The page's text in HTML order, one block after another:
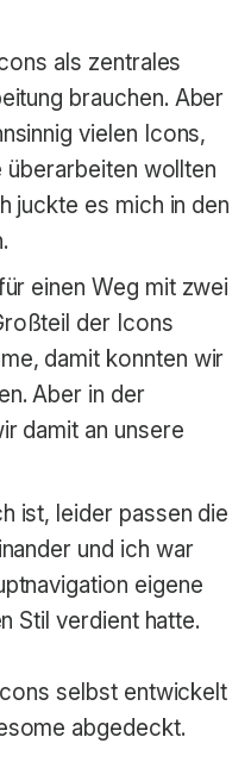
als zentrales
brauchen. Aber
vielen Icons,
überarbeiten wollten
juckte es mich in den
einen Weg mit zwei
der Icons
damit konnten wir
Aber in der
damit an unsere
ist, leider passen die
und ich war
eigene
Stil verdient hatte.
selbst entwickelt
abgedeckt.